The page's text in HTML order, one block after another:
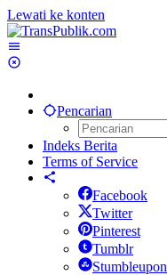
Lewati ke konten
Pencarian
Indeks Berita
Terms of Service
Facebook
Twitter
Pinterest
Tumblr
Stumbleupon